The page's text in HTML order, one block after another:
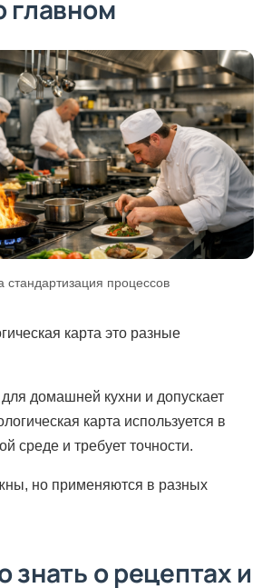
главном
стандартизация процессов
карта это разные
домашней кухни и допускает
карта используется в
среде и требует точности.
но применяются в разных
знать о рецептах и